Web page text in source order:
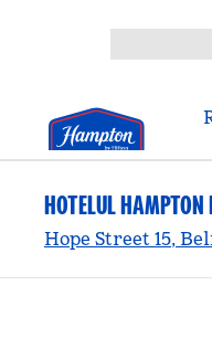
Deschideți
HOTELUL HAMPTON
Hope Street 15,